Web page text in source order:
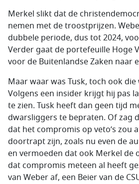
Merkel slikt dat de
nemen met de troostprijzen.
dubbele periode, dus tot 2024,
Verder gaat de portefeuille Hoge
voor de Buitenlandse Zaken naar
Maar waar was Tusk, toch ook die
Volgens een insider krijgt hij pas
te zien. Tusk heeft dan geen tijd
dwarsliggers te bepraten. Of zag
dat het compromis op veto’s zou
doortrapt zijn, zoals nu even de
en vermoeden dat ook Merkel de
dat compromis meteen al heeft
van Weber af, een Beier van de